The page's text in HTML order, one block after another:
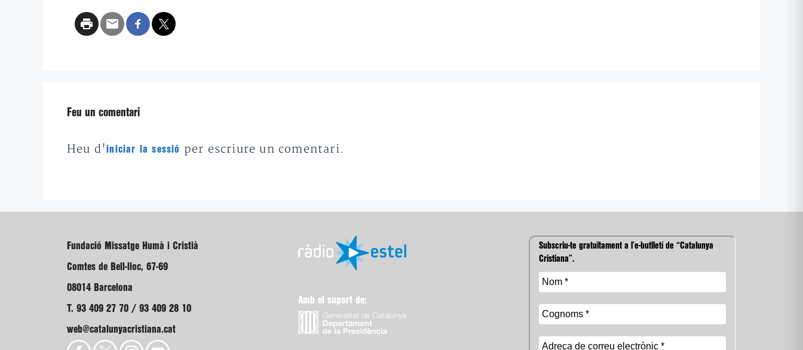
Feu un comentari
Heu d'iniciar la sessió per escriure un comentari.
Fundació Missatge Humà i Cristià
Comtes de Bell-lloc, 67-69
08014 Barcelona
T. 93 409 27 70 / 93 409 28 10
web@catalunyacristiana.cat
Amb el suport de:
Subscriu-te gratuïtament a l’e-butlletí de “Catalunya
Cristiana”.